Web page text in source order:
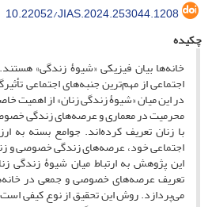
10.22052/JIAS.2024.253044.1208
چکیده
خانه‌ها بیان فیزیکی «شیوۀ زندگی»
اجتماعی از مهم‌ترین جنبه‌های اجتماعی
در این میان «شیوۀ زندگی زنان» از اهمیت
محرمیت در معماری و عرصه‌های زندگی
با زنان تعریف کرده‌اند. جوامع بسته به
اجتماعی خود، عرصه‌های زندگی خصوصی و
این پژوهش به ارتباط میان شیوۀ زندگی
تعریف عرصه‌های خصوصی و جمعی در
می‌پردازد. روش این تحقیق از نوع کیفی